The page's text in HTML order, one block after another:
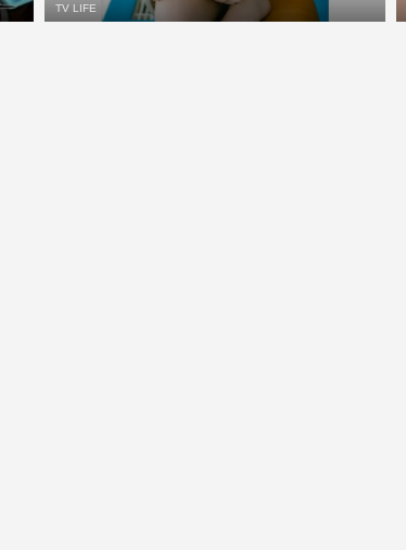
TV LIFE